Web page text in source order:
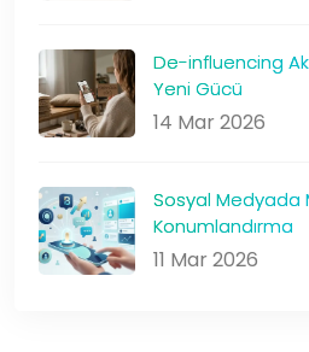
De-influencing
Yeni Gücü
14 Mar 2026
Sosyal Medyada
Konumlandırma
11 Mar 2026